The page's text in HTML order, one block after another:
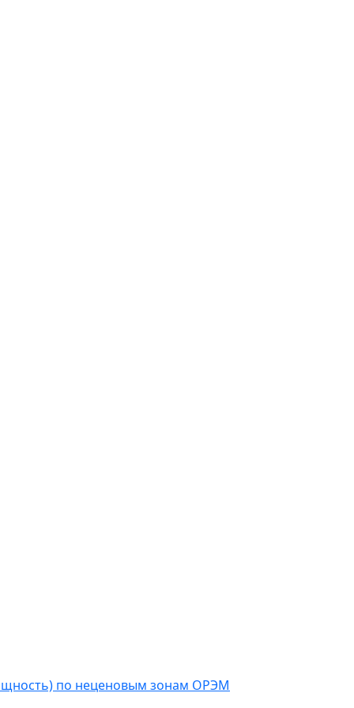
по неценовым зонам ОРЭМ